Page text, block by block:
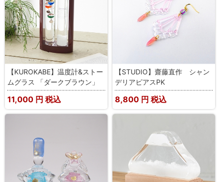
【KUROKABE】温度計&ストー
ムグラス 「ダークブラウン」
11,000 円 税込
【STUDIO】齋藤直作 シャン
デリアピアスPK
8,800 円 税込